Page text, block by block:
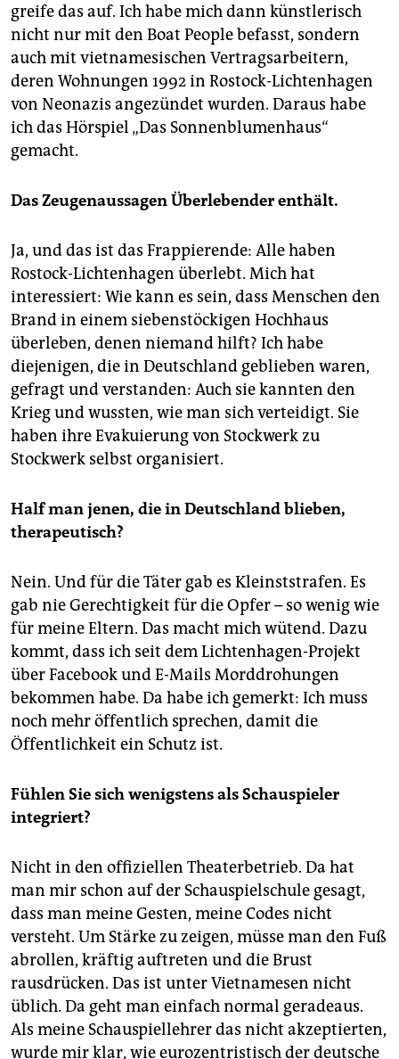
greife das auf. Ich habe mich dann künstlerisch
nicht nur mit den Boat People befasst, sondern
auch mit vietnamesischen Vertragsarbeitern,
deren Wohnungen 1992 in Rostock-Lichtenhagen
von Neonazis angezündet wurden. Daraus habe
ich das Hörspiel „Das Sonnenblumenhaus“
gemacht.
Das Zeugenaussagen Überlebender enthält.
Ja, und das ist das Frappierende: Alle haben
Rostock-Lichtenhagen überlebt. Mich hat
interessiert: Wie kann es sein, dass Menschen den
Brand in einem siebenstöckigen Hochhaus
überleben, denen niemand hilft? Ich habe
diejenigen, die in Deutschland geblieben waren,
gefragt und verstanden: Auch sie kannten den
Krieg und wussten, wie man sich verteidigt. Sie
haben ihre Evakuierung von Stockwerk zu
Stockwerk selbst organisiert.
Half man jenen, die in Deutschland blieben,
therapeutisch?
Nein. Und für die Täter gab es Kleinststrafen. Es
gab nie Gerechtigkeit für die Opfer – so wenig wie
für meine Eltern. Das macht mich wütend. Dazu
kommt, dass ich seit dem Lichtenhagen-Projekt
über Facebook und E-Mails Morddrohungen
bekommen habe. Da habe ich gemerkt: Ich muss
noch mehr öffentlich sprechen, damit die
Öffentlichkeit ein Schutz ist.
Fühlen Sie sich wenigstens als Schauspieler
integriert?
Nicht in den offiziellen Theaterbetrieb. Da hat
man mir schon auf der Schauspielschule gesagt,
dass man meine Gesten, meine Codes nicht
versteht. Um Stärke zu zeigen, müsse man den Fuß
abrollen, kräftig auftreten und die Brust
rausdrücken. Das ist unter Vietnamesen nicht
üblich. Da geht man einfach normal geradeaus.
Als meine Schauspiellehrer das nicht akzeptierten,
wurde mir klar, wie eurozentristisch der deutsche